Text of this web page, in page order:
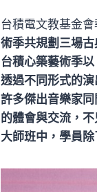
台積電文教基金
術季共規劃三場
台積心築藝術季
透過不同形式的
許多傑出音樂家
的體會與交流，
大師班中，學員